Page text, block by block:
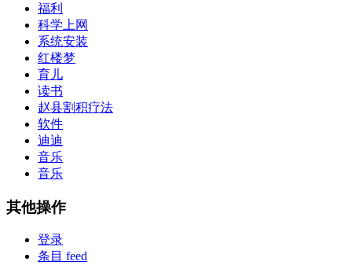
福利
科学上网
系统安装
红楼梦
育儿
读书
赵县割积疗法
软件
迪迪
音乐
音乐
其他操作
登录
条目 feed